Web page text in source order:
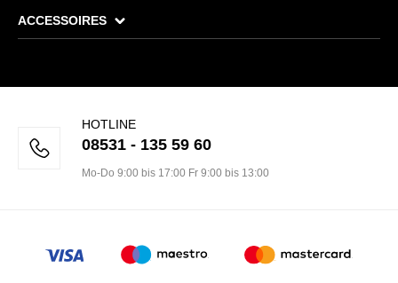
ACCESSOIRES
HOTLINE
08531 - 135 59 60
Mo-Do 9:00 bis 17:00 Fr 9:00 bis 13:00